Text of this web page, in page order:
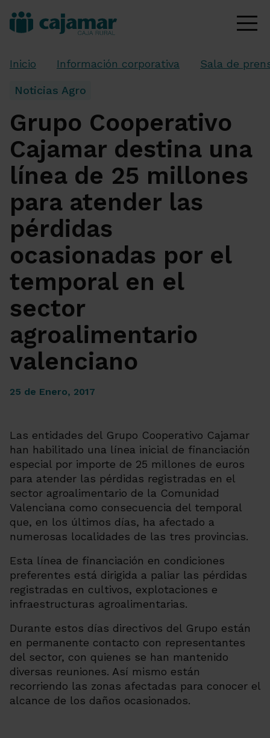
Inicio Información corporativa Sala de
Noticias Agro
Grupo Cooperativo
Cajamar destina una
línea de 25 millones
para atender las
pérdidas
ocasionadas por el
temporal en el
sector
agroalimentario
valenciano
25 de Enero, 2017
Las entidades del Grupo Cooperativo Cajamar
han habilitado una línea inicial de financiación
especial por importe de 25 millones de euros
para atender las pérdidas registradas en el
sector agroalimentario de la Comunidad
Valenciana como consecuencia del temporal
que, en los últimos días, ha afectado a
numerosas localidades de las tres provincias.
Esta línea de financiación en condiciones
preferentes está dirigida a paliar las pérdidas
registradas en cultivos, explotaciones e
infraestructuras agroalimentarias.
Durante estos días directivos del Grupo están
en permanente contacto con representantes
del sector, con quienes se han mantenido
diversas reuniones. Así mismo están
recorriendo las zonas afectadas para conocer el
alcance de los daños ocasionados.